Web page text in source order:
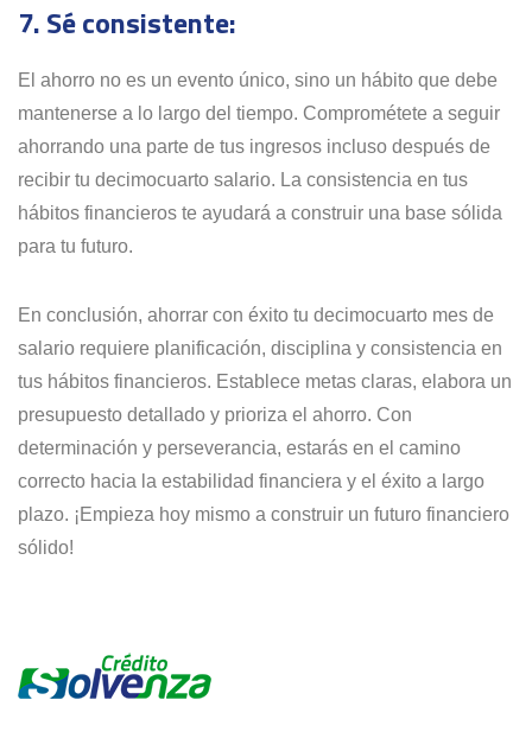
7. Sé consistente:
El ahorro no es un evento único, sino un hábito que debe
mantenerse a lo largo del tiempo. Comprométete a seguir
ahorrando una parte de tus ingresos incluso después de
recibir tu decimocuarto salario. La consistencia en tus
hábitos financieros te ayudará a construir una base sólida
para tu futuro.
En conclusión, ahorrar con éxito tu decimocuarto mes de
salario requiere planificación, disciplina y consistencia en
tus hábitos financieros. Establece metas claras, elabora un
presupuesto detallado y prioriza el ahorro. Con
determinación y perseverancia, estarás en el camino
correcto hacia la estabilidad financiera y el éxito a largo
plazo. ¡Empieza hoy mismo a construir un futuro financiero
sólido!